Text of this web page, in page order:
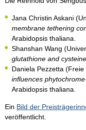
Jana Christin Askani
membrane tethering
Arabidopsis thaliana.
Shanshan Wang
glutathione and
Daniela Pezzetta
influences
Arabidopsis thaliana.
Ein Bild der
veröffentlicht.